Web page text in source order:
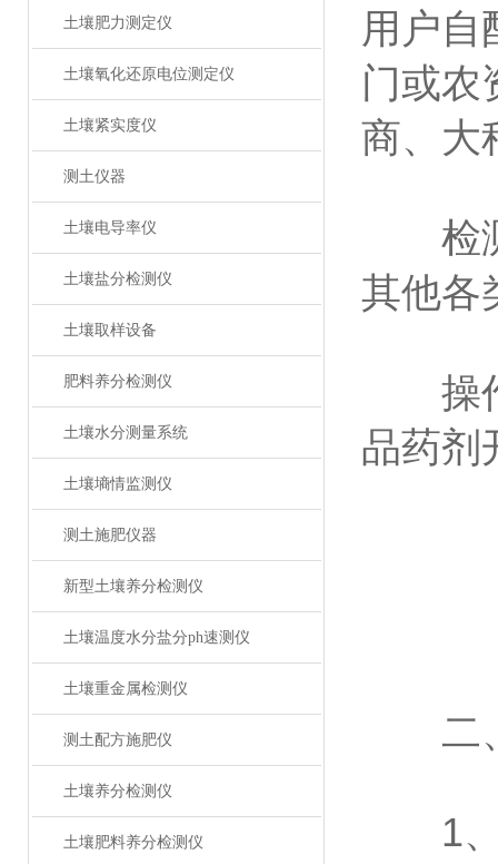
土壤肥力测定仪
土壤氧化还原电位测定仪
土壤紧实度仪
测土仪器
土壤电导率仪
土壤盐分检测仪
土壤取样设备
肥料养分检测仪
土壤水分测量系统
土壤墒情监测仪
测土施肥仪器
新型土壤养分检测仪
土壤温度水分盐分ph速测仪
土壤重金属检测仪
测土配方施肥仪
土壤养分检测仪
土壤肥料养分检测仪​
用户自
门或农
商、大
检测
其他各
操作
品药剂
二、
1、